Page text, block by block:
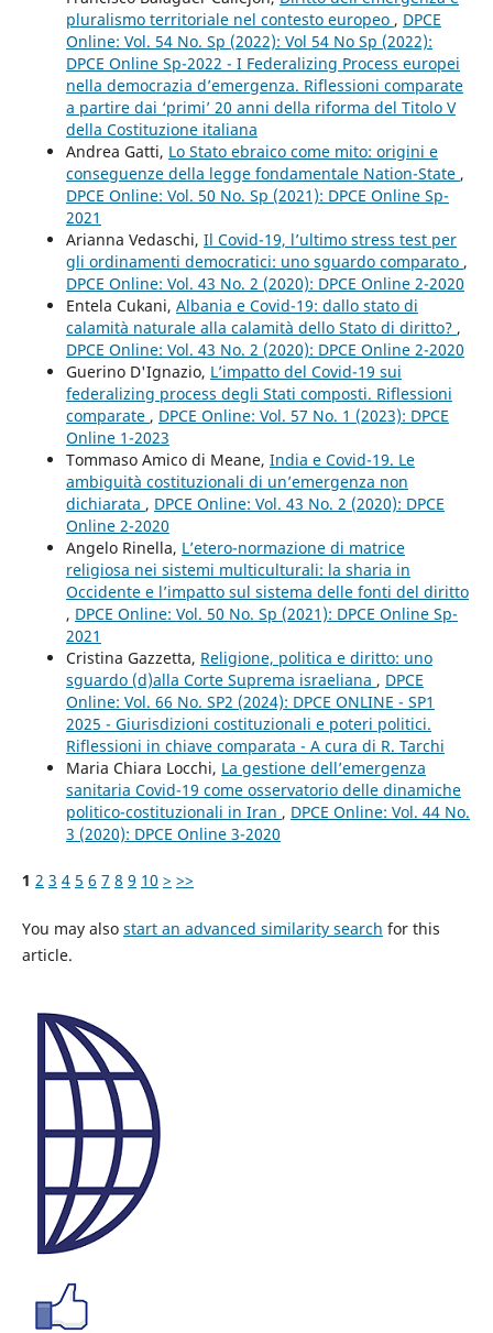
pluralismo territoriale nel contesto europeo , DPCE
Online: Vol. 54 No. Sp (2022): Vol 54 No Sp (2022):
DPCE Online Sp-2022 - I Federalizing Process europei
nella democrazia d’emergenza. Riflessioni comparate
a partire dai ‘primi’ 20 anni della riforma del Titolo V
della Costituzione italiana
Andrea Gatti, Lo Stato ebraico come mito: origini e
conseguenze della legge fondamentale Nation-State ,
DPCE Online: Vol. 50 No. Sp (2021): DPCE Online Sp-
2021
Arianna Vedaschi, Il Covid-19, l’ultimo stress test per
gli ordinamenti democratici: uno sguardo comparato ,
DPCE Online: Vol. 43 No. 2 (2020): DPCE Online 2-2020
Entela Cukani, Albania e Covid-19: dallo stato di
calamità naturale alla calamità dello Stato di diritto? ,
DPCE Online: Vol. 43 No. 2 (2020): DPCE Online 2-2020
Guerino D'Ignazio, L’impatto del Covid-19 sui
federalizing process degli Stati composti. Riflessioni
comparate , DPCE Online: Vol. 57 No. 1 (2023): DPCE
Online 1-2023
Tommaso Amico di Meane, India e Covid-19. Le
ambiguità costituzionali di un’emergenza non
dichiarata , DPCE Online: Vol. 43 No. 2 (2020): DPCE
Online 2-2020
Angelo Rinella, L’etero-normazione di matrice
religiosa nei sistemi multiculturali: la sharia in
Occidente e l’impatto sul sistema delle fonti del diritto
, DPCE Online: Vol. 50 No. Sp (2021): DPCE Online Sp-
2021
Cristina Gazzetta, Religione, politica e diritto: uno
sguardo (d)alla Corte Suprema israeliana , DPCE
Online: Vol. 66 No. SP2 (2024): DPCE ONLINE - SP1
2025 - Giurisdizioni costituzionali e poteri politici.
Riflessioni in chiave comparata - A cura di R. Tarchi
Maria Chiara Locchi, La gestione dell’emergenza
sanitaria Covid-19 come osservatorio delle dinamiche
politico-costituzionali in Iran , DPCE Online: Vol. 44 No.
3 (2020): DPCE Online 3-2020
1 2 3 4 5 6 7 8 9 10 > >>
You may also start an advanced similarity search for this
article.